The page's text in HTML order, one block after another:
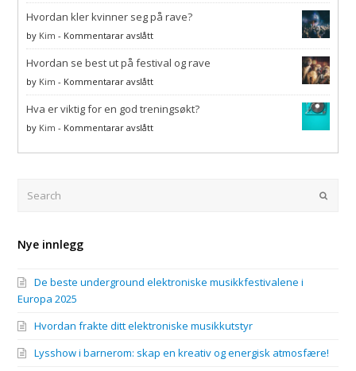
en
og
energisk
atmosfære!
musikkstil:
i
Hvordan kler kvinner seg på rave?
by Kim - Kommentarar avslåttpå
Hvordan
kler
på
Hvordan se best ut på festival og rave
by Kim - Kommentarar avslåttpå
Hvordan
se
på
Hva er viktig for en god treningsøkt?
by Kim - Kommentarar avslåttpå
er
Submit
Nye innlegg
De beste underground elektroniske musikkfestivalene i
Europa 2025
Hvordan frakte ditt elektroniske musikkutstyr
Lysshow i barnerom: skap en kreativ og energisk atmosfære!